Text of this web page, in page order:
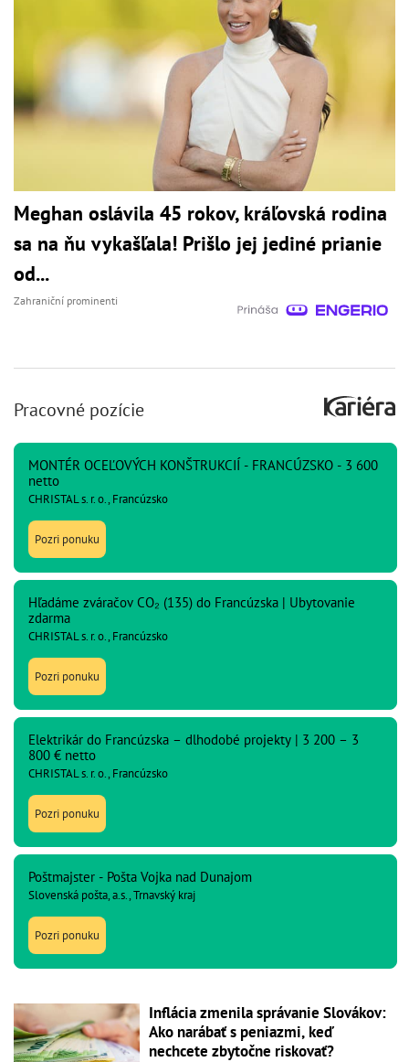
Meghan oslávila 45 rokov, kráľovská rodina
sa na ňu vykašľala! Prišlo jej jediné prianie
od...
Zahraniční prominenti
Pracovné pozície
MONTÉR OCEĽOVÝCH KONŠTRUKCIÍ - FRANCÚZSKO - 3 600
netto
CHRISTAL s. r. o., Francúzsko
Pozri ponuku
Hľadáme zváračov CO₂ (135) do Francúzska | Ubytovanie
zdarma
CHRISTAL s. r. o., Francúzsko
Pozri ponuku
Elektrikár do Francúzska – dlhodobé projekty | 3 200 – 3
800 € netto
CHRISTAL s. r. o., Francúzsko
Pozri ponuku
Poštmajster - Pošta Vojka nad Dunajom
Slovenská pošta, a.s., Trnavský kraj
Pozri ponuku
Inflácia zmenila správanie Slovákov:
Ako narábať s peniazmi, keď
nechcete zbytočne riskovať?